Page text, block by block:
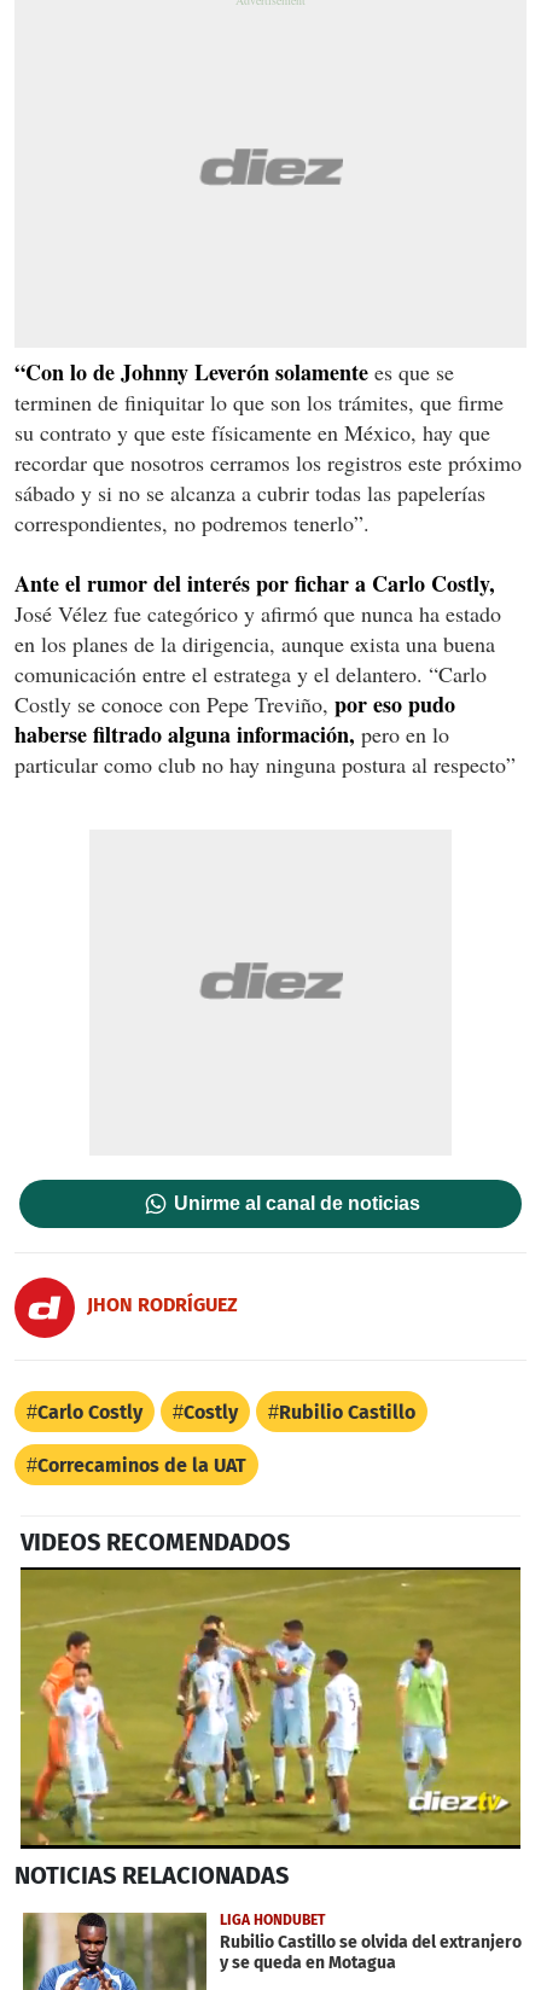
“Con lo de Johnny Leverón solamente es que se
terminen de finiquitar lo que son los trámites, que firme
su contrato y que este físicamente en México, hay que
recordar que nosotros cerramos los registros este próximo
sábado y si no se alcanza a cubrir todas las papelerías
correspondientes, no podremos tenerlo”.
Ante el rumor del interés por fichar a Carlo Costly,
José Vélez fue categórico y afirmó que nunca ha estado
en los planes de la dirigencia, aunque exista una buena
comunicación entre el estratega y el delantero. “Carlo
Costly se conoce con Pepe Treviño, por eso pudo
haberse filtrado alguna información, pero en lo
particular como club no hay ninguna postura al respecto”
Unirme al canal de noticias
JHON RODRÍGUEZ
Carlo Costly Costly Rubilio Castillo
Correcaminos de la UAT
VIDEOS RECOMENDADOS
seconds
1
minute,
seconds
NOTICIAS RELACIONADAS
LIGA HONDUBET
Rubilio Castillo se olvida del extranjero
y se queda en Motagua